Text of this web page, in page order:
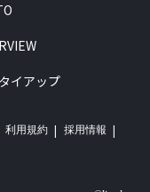
イアップ
利用規約 採用情報